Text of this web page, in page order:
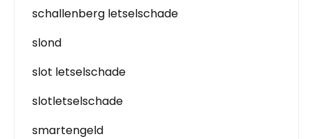
schallenberg letselschade
slond
slot letselschade
slotletselschade
smartengeld